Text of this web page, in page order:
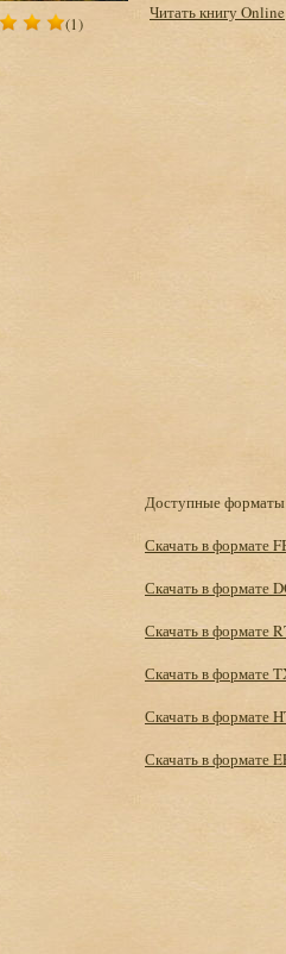
(1)
Читать книгу Online
Доступные форматы
Скачать в формате
Скачать в формате
Скачать в формате
Скачать в формате
Скачать в формате
Скачать в формате